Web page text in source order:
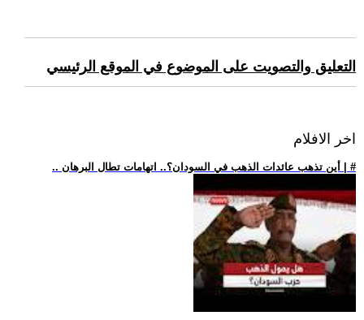
التعليق والتصويت على الموضوع في الموقع الرئيسي
اخر الافلام
.. أين تذهب عائدات الذهب في السودان؟.. اتهامات تطال البرهان | #